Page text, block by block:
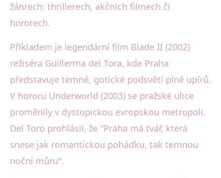
žánrech: thrillerech, akčních filmech či
hororech.
Příkladem je legendární film Blade II (2002)
režiséra Guillerma del Tora, kde Praha
představuje temné, gotické podsvětí plné upírů.
V hororu Underworld (2003) se pražské ulice
proměnily v dystopickou evropskou metropoli.
Del Toro prohlásil, že "Praha má tvář, která
snese jak romantickou pohádku, tak temnou
noční můru".